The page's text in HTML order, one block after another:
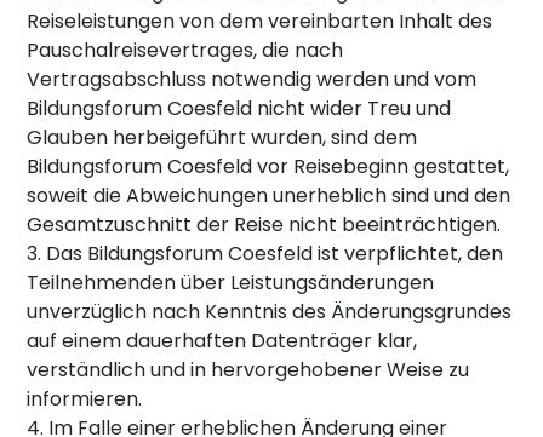
Reiseleistungen von dem vereinbarten Inhalt des
Pauschalreisevertrages, die nach
Vertragsabschluss notwendig werden und vom
Bildungsforum Coesfeld nicht wider Treu und
Glauben herbeigeführt wurden, sind dem
Bildungsforum Coesfeld vor Reisebeginn gestattet,
soweit die Abweichungen unerheblich sind und den
Gesamtzuschnitt der Reise nicht beeinträchtigen.
3. Das Bildungsforum Coesfeld ist verpflichtet, den
Teilnehmenden über Leistungsänderungen
unverzüglich nach Kenntnis des Änderungsgrundes
auf einem dauerhaften Datenträger klar,
verständlich und in hervorgehobener Weise zu
informieren.
4. Im Falle einer erheblichen Änderung einer